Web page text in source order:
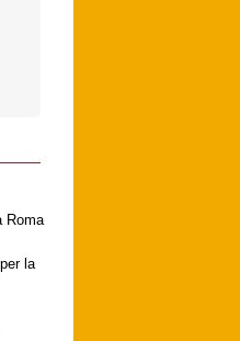
Roma
la